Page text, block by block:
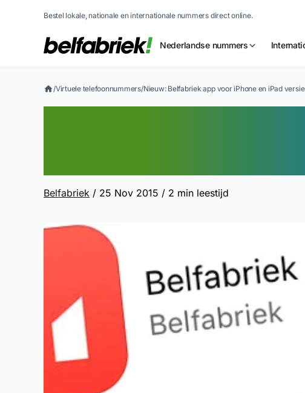
Bestel lokale, nationale en internationale nummers direct online.
Nederlandse nummers
/Virtuele telefoonnummers/Nieuw: Belfabriek app voor iPhone en iPad
Belfabriek / 25 Nov 2015 / 2 min leestijd